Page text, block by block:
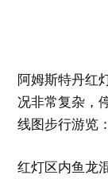
阿姆斯特丹红
况非常复杂，
线图步行游览：
红灯区内鱼龙